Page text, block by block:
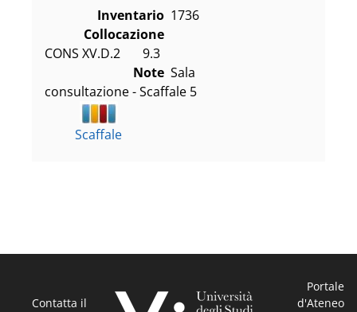
Inventario 1736
Collocazione
CONS XV.D.2       9.3
Note Sala
consultazione - Scaffale 5
Scaffale
Contatta il
Portale
d'Ateneo